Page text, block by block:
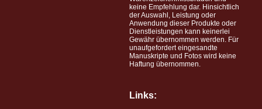
keine Empfehlung dar. Hinsichtlich
der Auswahl, Leistung oder
Anwendung dieser Produkte oder
Dienstleistungen kann keinerlei
Gewähr übernommen werden. Für
unaufgefordert eingesandte
Manuskripte und Fotos wird keine
Haftung übernommen.
Links: